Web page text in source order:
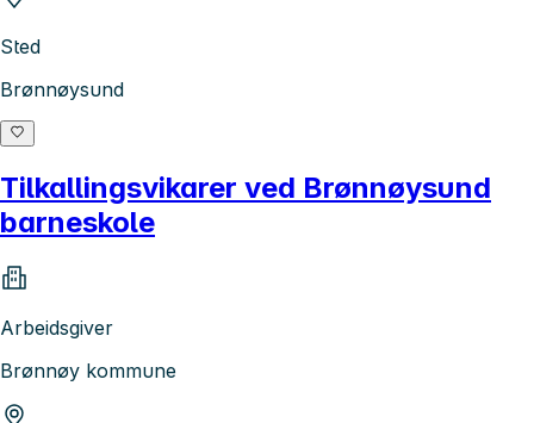
Sted
Brønnøysund
Tilkallingsvikarer ved Brønnøysund
barneskole
Arbeidsgiver
Brønnøy kommune